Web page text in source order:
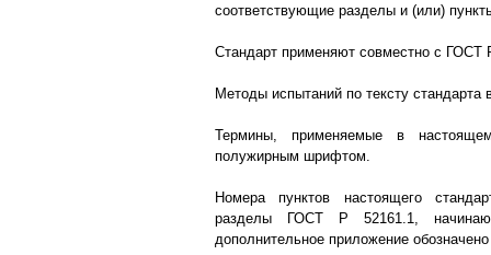
соответствующие разделы и (или)
Стандарт применяют совместно с ГОСТ
Методы испытаний по тексту
Термины, применяемые в
полужирным шрифтом.
Номера пунктов настоящего
разделы ГОСТ Р 52161.1,
дополнительное приложение